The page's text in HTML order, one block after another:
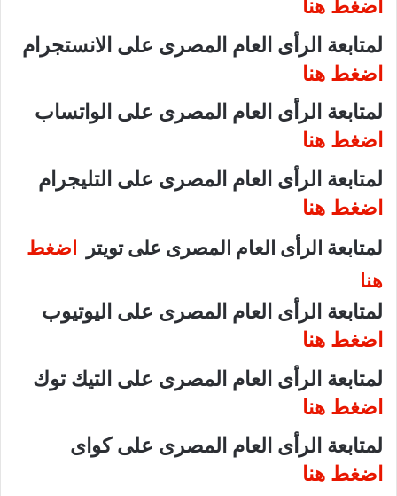
اضغط هنا
لمتابعة الرأى العام المصرى على الانستجرام
اضغط هنا
لمتابعة الرأى العام المصرى على الواتساب
اضغط هنا
لمتابعة الرأى العام المصرى على التليجرام
اضغط هنا
لمتابعة الرأى العام المصرى على تويتر
اضغط
هنا
لمتابعة الرأى العام المصرى على اليوتيوب
اضغط هنا
لمتابعة الرأى العام المصرى على التيك توك
اضغط هنا
لمتابعة الرأى العام المصرى على كواى
اضغط هنا